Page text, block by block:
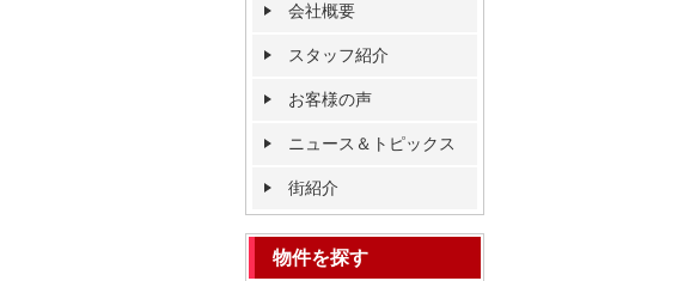
会社概要
スタッフ紹介
お客様の声
ニュース＆トピックス
街紹介
物件を探す